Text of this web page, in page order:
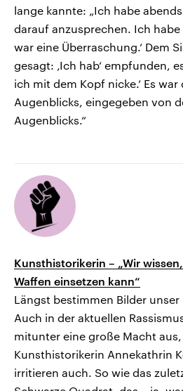
lange kannte: „Ich habe
darauf anzusprechen. Ich habe
war eine Überraschung.‘ Dem
gesagt: ‚Ich hab‘ empfunden,
ich mit dem Kopf nicke.‘ Es war
Augenblicks, eingegeben von
Augenblicks.“
Kunsthistorikerin – „Wir
Waffen einsetzen kann“
Längst bestimmen Bilder
Auch in der aktuellen
mitunter eine große Macht
Kunsthistorikerin Annekathrin
irritieren auch. So wie das